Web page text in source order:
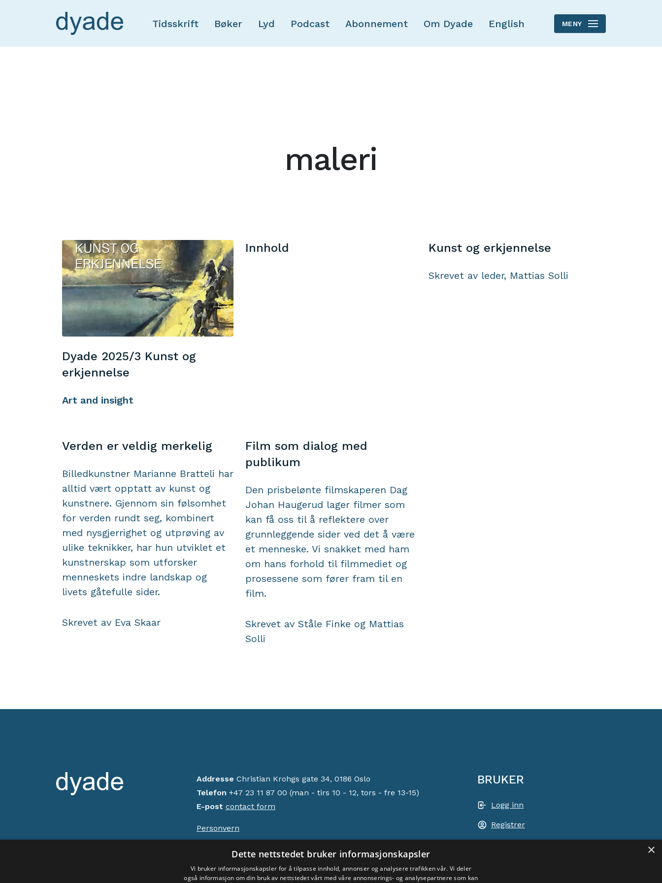
Skip to main content
Tidsskrift Bøker Lyd Podcast Abonnement Om Dyade English MENY
maleri
Dyade 2025/3 Kunst og
erkjennelse
Art and insight
Innhold Kunst og erkjennelse
Skrevet av leder, Mattias Solli
Verden er veldig merkelig
Billedkunstner Marianne Bratteli har
alltid vært opptatt av kunst og
kunstnere. Gjennom sin følsomhet
for verden rundt seg, kombinert
med nysgjerrighet og utprøving av
ulike teknikker, har hun utviklet et
kunstnerskap som utforsker
menneskets indre landskap og
livets gåtefulle sider.
Skrevet av Eva Skaar
Film som dialog med
publikum
Den prisbelønte filmskaperen Dag
Johan Haugerud lager filmer som
kan få oss til å reflektere over
grunnleggende sider ved det å være
et menneske. Vi snakket med ham
om hans forhold til filmmediet og
prosessene som fører fram til en
film.
Skrevet av Ståle Finke og Mattias
Solli
Addresse Christian Krohgs gate 34, 0186 Oslo
Telefon +47 23 11 87 00 (man - tirs 10 - 12, tors - fre 13-15)
E-post contact form
Personvern
Opphavsrett © 2024 Acem. Alle rettigheter reservert.
BRUKER
Logg inn
Registrer
×
Dette nettstedet bruker informasjonskapsler
Vi bruker informasjonskapsler for å tilpasse innhold, annonser og analysere trafikken vår. Vi deler
også informasjon om din bruk av nettstedet vårt med våre annonserings- og analysepartnere som kan